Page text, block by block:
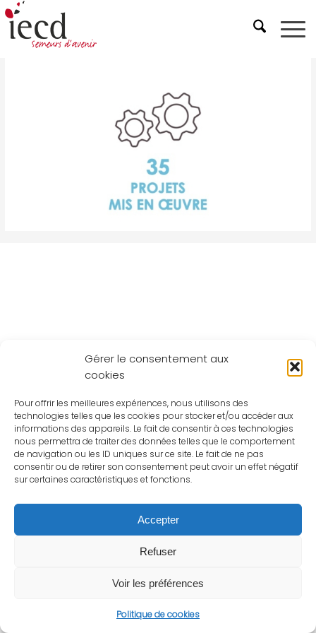
Gérer le consentement aux
cookies
Pour offrir les meilleures expériences, nous utilisons des
technologies telles que les cookies pour stocker et/ou accéder aux
informations des appareils. Le fait de consentir à ces technologies
nous permettra de traiter des données telles que le comportement
de navigation ou les ID uniques sur ce site. Le fait de ne pas
consentir ou de retirer son consentement peut avoir un effet négatif
sur certaines caractéristiques et fonctions.
Accepter
Refuser
Voir les préférences
Politique de cookies